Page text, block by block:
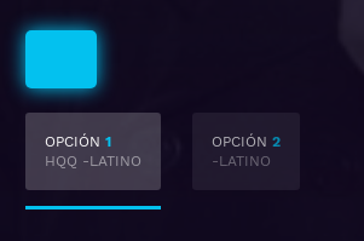
OPCIÓN 1
HQQ -LATINO
OPCIÓN 2
-LATINO